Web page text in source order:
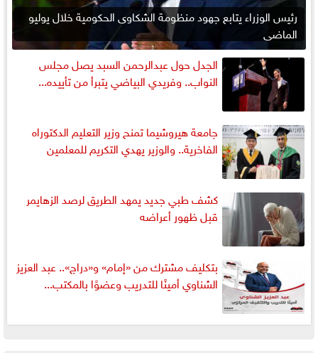
رئيس الوزراء يتابع جهود منظومة الشكاوى الحكومية خلال يوليو
الماضي
الجدل حول عبدالرحمن السبد يصل مجلس
النواب.. وفريدي البياضي يتبرأ من تأييده...
جامعة هيروشيما تمنح وزير التعليم الدكتوراه
الفاخرية.. والوزير يهدي التكريم للمعلمين
كشف طبي جديد يمهد الطريق لرصد الزهايمر
قبل ظهور أعراضه
بتكليف مشترك من «إمام» و«دراج».. عبد العزيز
الشناوي أمينًا للتدريب وعضوًا بالمكتب...